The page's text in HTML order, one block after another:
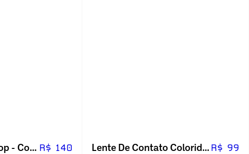
Colorida Magic Top - Com Grau R$ 140 Lente De Contato Colorida Optycolor Magic Top HdR$ 99